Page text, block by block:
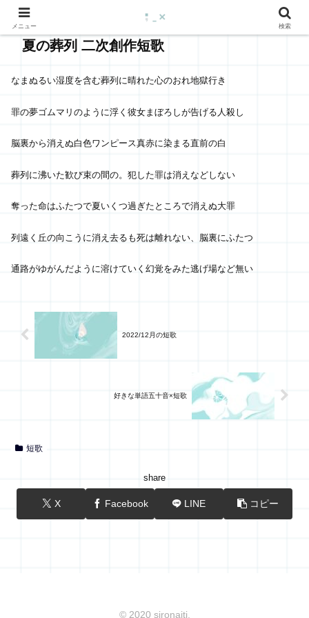
夏の葬列 二次創作短歌
なまぬるい湿度を含む葬列に晴れた心のおれ地獄行き
罪の夢ゴムマリのように浮く彼女まぼろしが告げる人殺し
脳裏から消えぬ白色ワンピース真赤に染まる直前の白
葬列に沸いた歓び束の間の。犯した罪は消えなどしない
奪った命はふたつで夏いくつ過ぎたところで消えぬ大罪
列遠く丘の向こうに消え去るも死は離れない、脳裏にふたつ
通路がゆがんだように溶けていく幻覚をみた逃げ場など無い
2022/12月の短歌
好きな単語五十音×短歌
短歌
share
X Facebook LINE コピー
© 2020 sironaiti.
メニュー 検索